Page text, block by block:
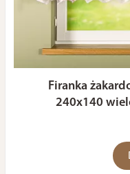
Firanka
240x140